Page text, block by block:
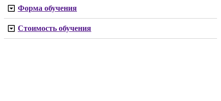
Форма обучения
Стоимость обучения